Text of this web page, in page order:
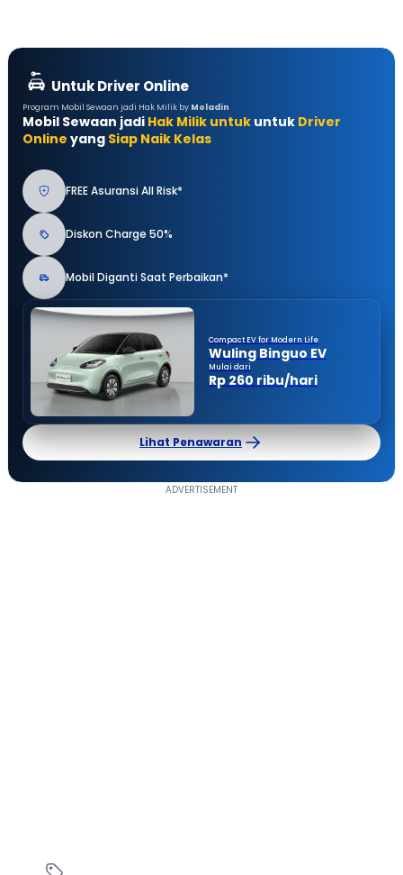
Untuk Driver Online
Program Mobil Sewaan jadi Hak Milik by Moladin
Mobil Sewaan jadi Hak Milik untuk untuk Driver
Online yang Siap Naik Kelas
FREE Asuransi All Risk*
Diskon Charge 50%
Mobil Diganti Saat Perbaikan*
Compact EV for Modern Life
Wuling Binguo EV
Mulai dari
Rp 260 ribu/hari
Lihat Penawaran